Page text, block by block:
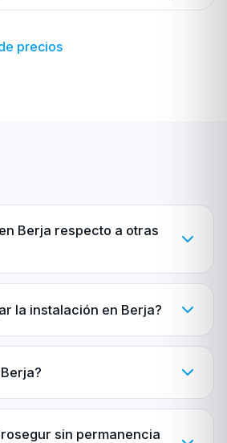
precios
Berja respecto a otras
la instalación en Berja?
sin permanencia